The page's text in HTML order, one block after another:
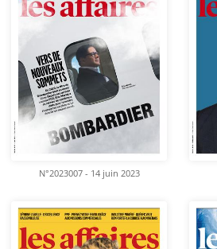
N°2023007 - 14 juin 2023